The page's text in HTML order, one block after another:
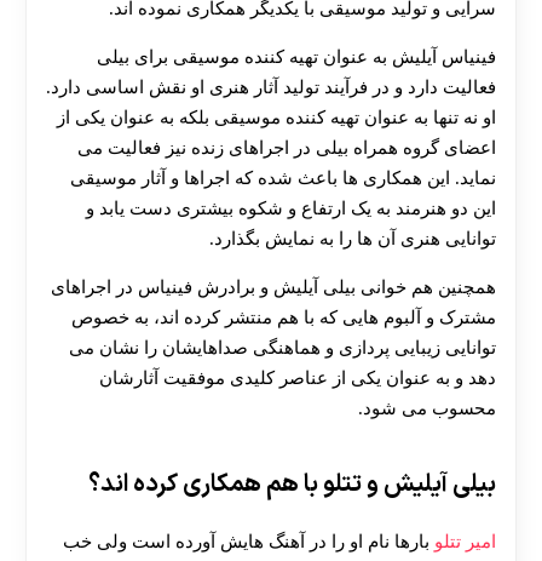
سرایی و تولید موسیقی با یکدیگر همکاری نموده‌ اند.
فینیاس آیلیش به عنوان تهیه‌ کننده موسیقی برای بیلی
فعالیت دارد و در فرآیند تولید آثار هنری او نقش اساسی دارد.
او نه تنها به عنوان تهیه‌ کننده موسیقی بلکه به عنوان یکی از
اعضای گروه همراه بیلی در اجراهای زنده نیز فعالیت می‌
نماید. این همکاری‌ ها باعث شده که اجراها و آثار موسیقی
این دو هنرمند به یک ارتفاع و شکوه بیشتری دست یابد و
توانایی هنری آن‌ ها را به نمایش بگذارد.
همچنین هم‌ خوانی بیلی آیلیش و برادرش فینیاس در اجراهای
مشترک و آلبوم‌ هایی که با هم منتشر کرده‌ اند، به خصوص
توانایی زیبایی‌ پردازی و هماهنگی صداهایشان را نشان می‌
دهد و به عنوان یکی از عناصر کلیدی موفقیت آثارشان
محسوب می‌ شود.
بیلی آیلیش و تتلو با هم همکاری کرده اند؟
امیر تتلو بارها نام او را در آهنگ هایش آورده است ولی خب